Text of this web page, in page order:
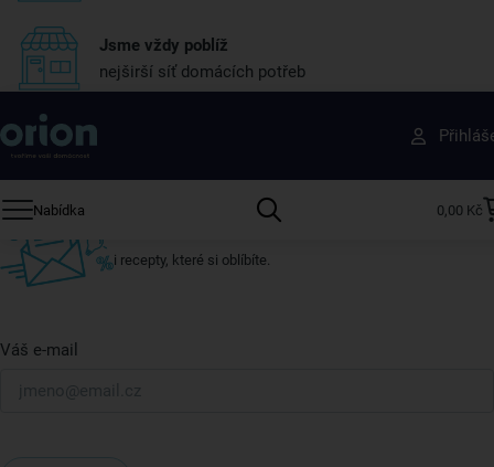
Jsme vždy poblíž
nejširší síť domácích potřeb
Nabídka 0,00 Kč
Získejte rady, recepty a tipy na slevy dřív než
ostatní
Přihlaste se k odběru našeho newsletteru.
i recepty, které si oblíbíte.
Váš e-mail